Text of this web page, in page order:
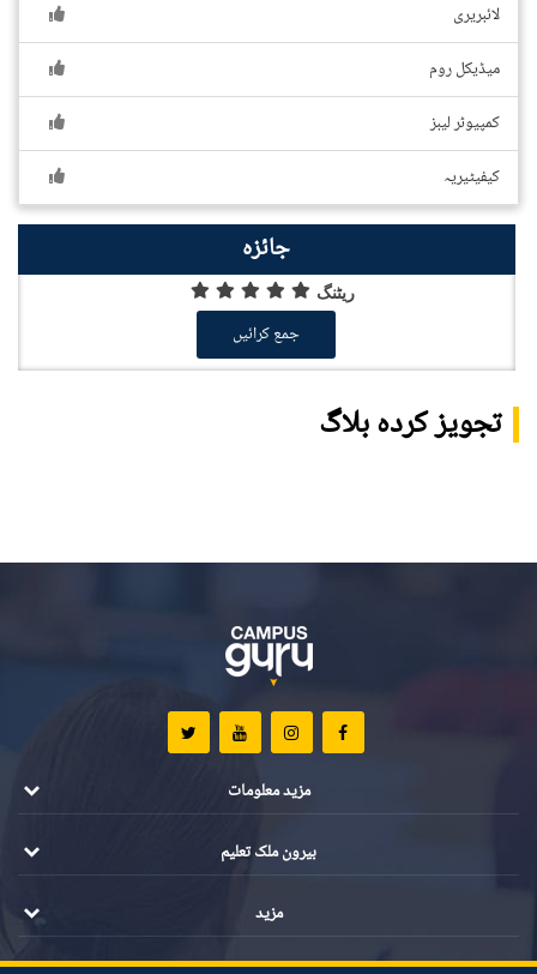
لائبریری
میڈیکل روم
کمپیوٹر لیبز
کیفیٹیریہ
جائزہ
ریٹنگ
جمع کرائیں
تجویز کردہ بلاگ
مزید معلومات
بیرون ملک تعلیم
مزید